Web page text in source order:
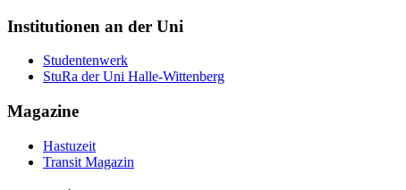
Institutionen an der Uni
Studentenwerk
StuRa der Uni Halle-Wittenberg
Magazine
Hastuzeit
Transit Magazin